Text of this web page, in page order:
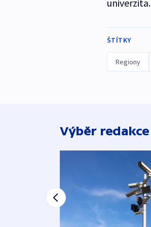
univerzita.
ŠTÍTKY
Regiony
Výběr redakce